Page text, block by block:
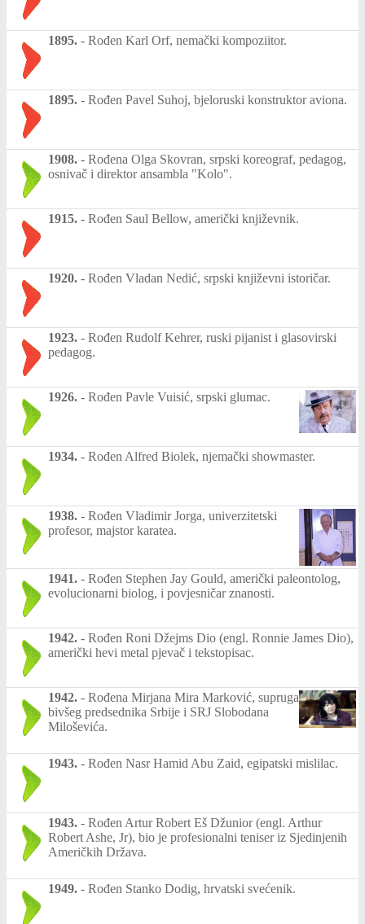
1895. - Rođen Karl Orf, nemački kompoziitor.
1895. - Rođen Pavel Suhoj, bjeloruski konstruktor aviona.
1908. - Rođena Olga Skovran, srpski koreograf, pedagog,
osnivač i direktor ansambla "Kolo".
1915. - Rođen Saul Bellow, američki književnik.
1920. - Rođen Vladan Nedić, srpski književni istoričar.
1923. - Rođen Rudolf Kehrer, ruski pijanist i glasovirski
pedagog.
1926. - Rođen Pavle Vuisić, srpski glumac.
1934. - Rođen Alfred Biolek, njemački showmaster.
1938. - Rođen Vladimir Jorga, univerzitetski
profesor, majstor karatea.
1941. - Rođen Stephen Jay Gould, američki paleontolog,
evolucionarni biolog, i povjesničar znanosti.
1942. - Rođen Roni Džejms Dio (engl. Ronnie James Dio),
američki hevi metal pjevač i tekstopisac.
1942. - Rođena Mirjana Mira Marković, supruga
bivšeg predsednika Srbije i SRJ Slobodana
Miloševića.
1943. - Rođen Nasr Hamid Abu Zaid, egipatski mislilac.
1943. - Rođen Artur Robert Eš Džunior (engl. Arthur
Robert Ashe, Jr), bio je profesionalni teniser iz Sjedinjenih
Američkih Država.
1949. - Rođen Stanko Dodig, hrvatski svećenik.